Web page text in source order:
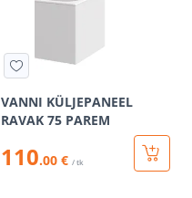
VANNI KÜLJEPANEEL
RAVAK 75 PAREM
110.00 € / tk